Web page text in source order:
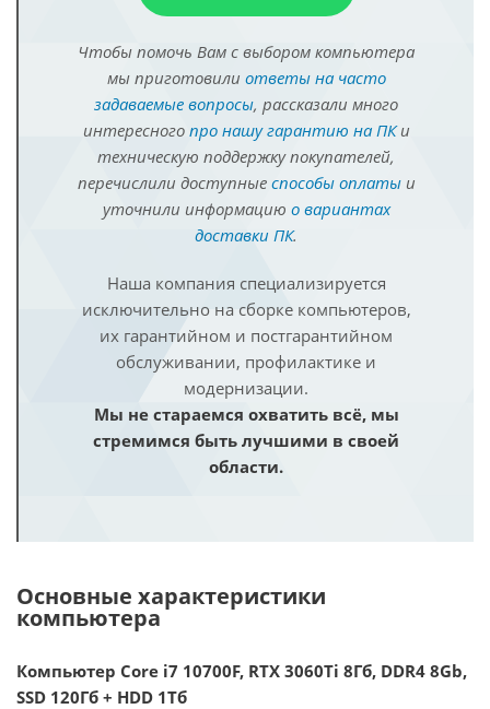
Чтобы помочь Вам с выбором компьютера
мы приготовили ответы на часто
задаваемые вопросы, рассказали много
интересного про нашу гарантию на ПКи
техническую поддержку покупателей,
перечислили доступные способы оплатыи
уточнили информацию о вариантах
доставки ПК.
Наша компания специализируется
исключительно на сборке компьютеров,
их гарантийном и постгарантийном
обслуживании, профилактике и
модернизации.
Мы не стараемся охватить всё, мы
стремимся быть лучшими в своей
области.
Основные характеристики
компьютера
Компьютер Core i7 10700F, RTX 3060Ti 8Гб, DDR4 8Gb,
SSD 120Гб + HDD 1Тб